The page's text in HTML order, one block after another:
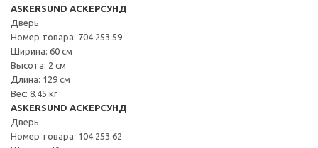
ASKERSUND АСКЕРСУНД
Дверь
Номер товара: 704.253.59
Ширина: 60 см
Высота: 2 см
Длина: 129 см
Вес: 8.45 кг
ASKERSUND АСКЕРСУНД
Дверь
Номер товара: 104.253.62